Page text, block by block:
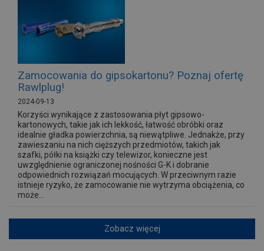
Zamocowania do gipsokartonu? Poznaj ofertę
Rawlplug!
2024-09-13
Korzyści wynikające z zastosowania płyt gipsowo-
kartonowych, takie jak ich lekkość, łatwość obróbki oraz
idealnie gładka powierzchnia, są niewątpliwe. Jednakże, przy
zawieszaniu na nich cięższych przedmiotów, takich jak
szafki, półki na książki czy telewizor, konieczne jest
uwzględnienie ograniczonej nośności G-K i dobranie
odpowiednich rozwiązań mocujących. W przeciwnym razie
istnieje ryzyko, że zamocowanie nie wytrzyma obciążenia, co
może...
Zobacz więcej